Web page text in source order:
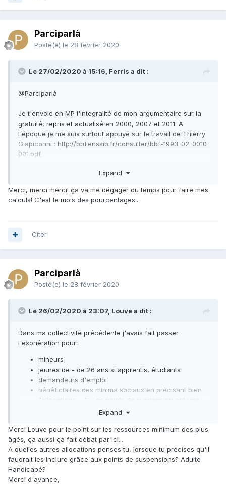
Parciparlà
Posté(e) le 28 février 2020
Le 27/02/2020 à 15:16, Ferris a dit :
@Parciparlà
Je t'envoie en MP l'integralité de mon argumentaire sur la
gratuité, repris et actualisé en 2000, 2007 et 2011. A
l'époque je me suis surtout appuyé sur le travail de Thierry
Giapiconni : http://bbf.enssib.fr/consulter/bbf-1993-02-0010-
001.pdf
Expand
Merci, merci merci! ça va me dégager du temps pour faire mes
calculs! C'est le mois des pourcentages...
Citer
Parciparlà
Posté(e) le 28 février 2020
Le 26/02/2020 à 23:07, Louve a dit :
Dans ma collectivité précédente j'avais fait passer
l'exonération pour:
mineurs
jeunes de - de 26 ans si apprentis, étudiants
demandeurs d'emploi
bénéficiaires des minima sociaux en précisant bien
"allocations, ..." . Les points de suspension ont une
raison, ils ont été mis pour être certaine que toutes
Actuellement là où je bosse c'est gratuit pour tous sans
nécessité de faire partie de la ville ou de la CU. En clair, un
marseillais, un dijonnais... peut s'inscrire. Et ça fonctionne
bien! Il y a certes eu une volonté politique pour favoriser la
lecture publique mais ce qui a beaucoup joué est que ça
Expand
Merci Louve pour le point sur les ressources minimum des plus
âgés, ça aussi ça fait débat par ici...
A quelles autres allocations penses tu, lorsque tu précises qu'il
faudrait les inclure grâce aux points de suspensions? Adulte
Handicapé?
Merci d'avance,